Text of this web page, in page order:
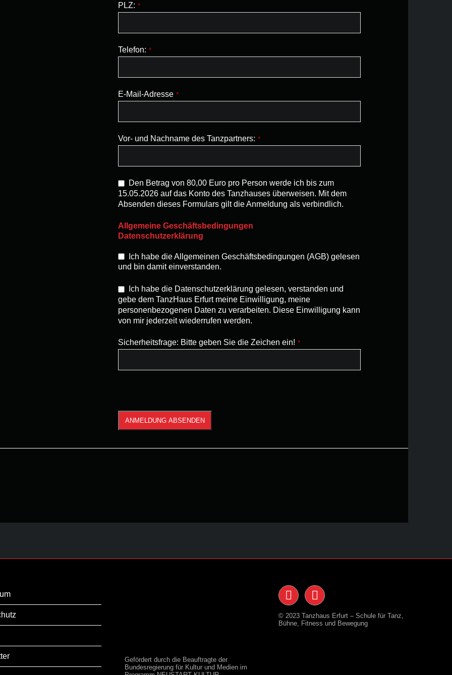
PLZ: *
Telefon: *
E-Mail-Adresse *
Vor- und Nachname des Tanzpartners: *
Den Betrag von 80,00 Euro pro Person werde ich bis zum
15.05.2026 auf das Konto des Tanzhauses überweisen. Mit dem
Absenden dieses Formulars gilt die Anmeldung als verbindlich.
Allgemeine Geschäftsbedingungen
Datenschutzerklärung
Ich habe die Allgemeinen Geschäftsbedingungen (AGB) gelesen
und bin damit einverstanden.
Ich habe die Datenschutzerklärung gelesen, verstanden und
gebe dem TanzHaus Erfurt meine Einwilligung, meine
personenbezogenen Daten zu verarbeiten. Diese Einwilligung kann
von mir jederzeit wiederrufen werden.
Sicherheitsfrage: Bitte geben Sie die Zeichen ein! *
ANMELDUNG ABSENDEN
Gefördert durch die Beauftragte der
Bundesregierung für Kultur und Medien im
© 2023 Tanzhaus Erfurt – Schule für Tanz,
Bühne, Fitness und Bewegung